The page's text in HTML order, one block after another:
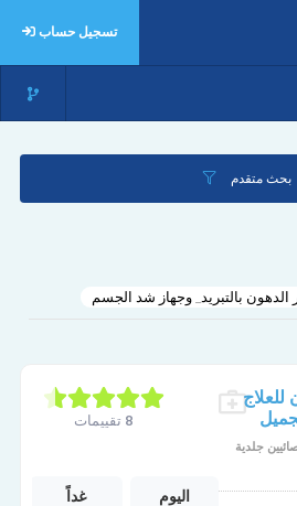
تسجيل حساب
بحث متقدم
بالتبريد_ وجهاز شد الجسم
للعلاج
جلدية
الأربعاء
اليوم
غداً
8 تقييمات